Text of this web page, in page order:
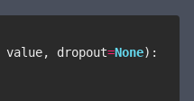
value, dropout=None):